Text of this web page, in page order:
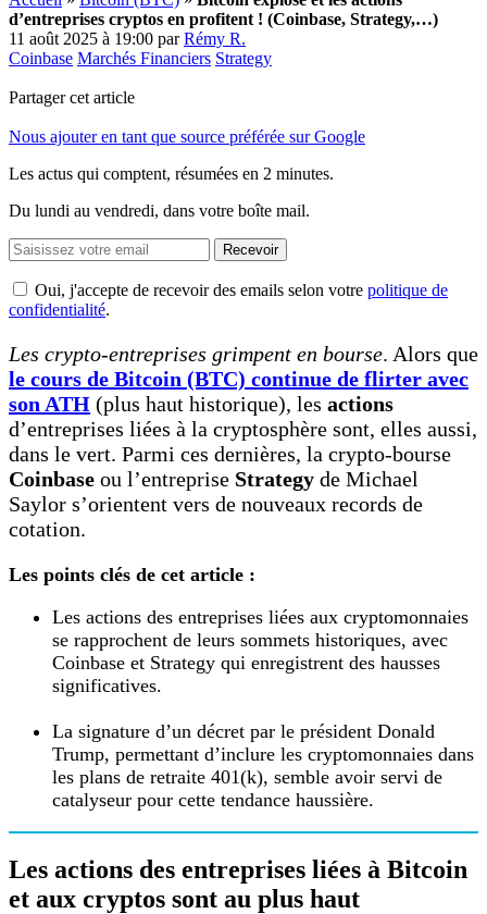
d’entreprises cryptos en profitent ! (Coinbase, Strategy,…)
11 août 2025 à 19:00 parRémy R.
Coinbase Marchés Financiers Strategy
Partager cet article
Nous ajouter en tant que source préférée sur Google
Les actus qui comptent, résumées en 2 minutes.
Du lundi au vendredi, dans votre boîte mail.
Recevoir
Oui, j'accepte de recevoir des emails selon votre politique de
confidentialité.
Les crypto-entreprises grimpent en bourse. Alors que
le cours de Bitcoin (BTC) continue de flirter avec
son ATH (plus haut historique), les actions
d’entreprises liées à la cryptosphère sont, elles aussi,
dans le vert. Parmi ces dernières, la crypto-bourse
Coinbase ou l’entreprise Strategy de Michael
Saylor s’orientent vers de nouveaux records de
cotation.
Les points clés de cet article :
Les actions des entreprises liées aux cryptomonnaies
se rapprochent de leurs sommets historiques, avec
Coinbase et Strategy qui enregistrent des hausses
significatives.
La signature d’un décret par le président Donald
Trump, permettant d’inclure les cryptomonnaies dans
les plans de retraite 401(k), semble avoir servi de
catalyseur pour cette tendance haussière.
Les actions des entreprises liées à Bitcoin
et aux cryptos sont au plus haut